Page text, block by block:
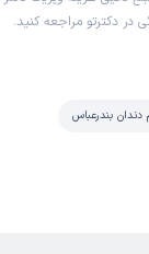
در دکترتو مراجعه کنید.
دندان بندرعباس